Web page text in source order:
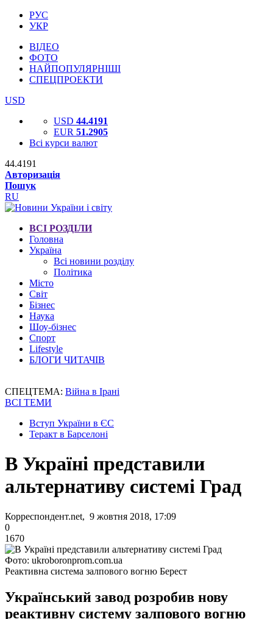
РУС
УКР
ВІДЕО
ФОТО
НАЙПОПУЛЯРНІШІ
СПЕЦПРОЕКТИ
USD
USD 44.4191
EUR 51.2905
Всі курси валют
44.4191
Авторизація
Пошук
RU
ВСІ РОЗДІЛИ
Головна
Україна
Всі новини розділу
Політика
Місто
Світ
Бізнес
Наука
Шоу-бізнес
Спорт
Lifestyle
БЛОГИ ЧИТАЧІВ
СПЕЦТЕМА: Війна в Ірані
ВСІ ТЕМИ
Вступ України в ЄС
Теракт в Барселоні
В Україні представили
альтернативу системі Град
Корреспондент.net, 9 жовтня 2018, 17:09
0
1670
Фото: ukroboronprom.com.ua
Реактивна система залпового вогню Берест
Український завод розробив нову
реактивну систему залпового вогню